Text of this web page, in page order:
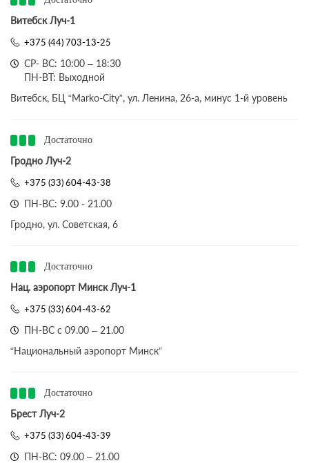
Витебск Луч-1
+375 (44) 703-13-25
СР- ВС: 10:00 – 18:30
ПН-ВТ: Выходной
Витебск, БЦ “Marko-City”, ул. Ленина, 26-а, минус 1-й уровень
Достаточно
Гродно Луч-2
+375 (33) 604-43-38
ПН-ВС: 9.00 - 21.00
Гродно, ул. Советская, 6
Достаточно
Нац. аэропорт Минск Луч-1
+375 (33) 604-43-62
ПН-ВС с 09.00 – 21.00
“Национальный аэропорт Минск”
Достаточно
Брест Луч-2
+375 (33) 604-43-39
ПН-ВС: 09.00 – 21.00